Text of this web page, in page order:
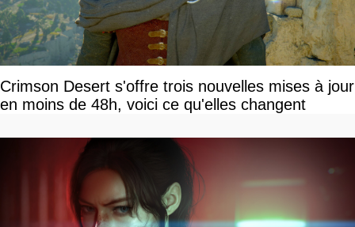
Crimson Desert s'offre trois nouvelles mises à jour
en moins de 48h, voici ce qu'elles changent